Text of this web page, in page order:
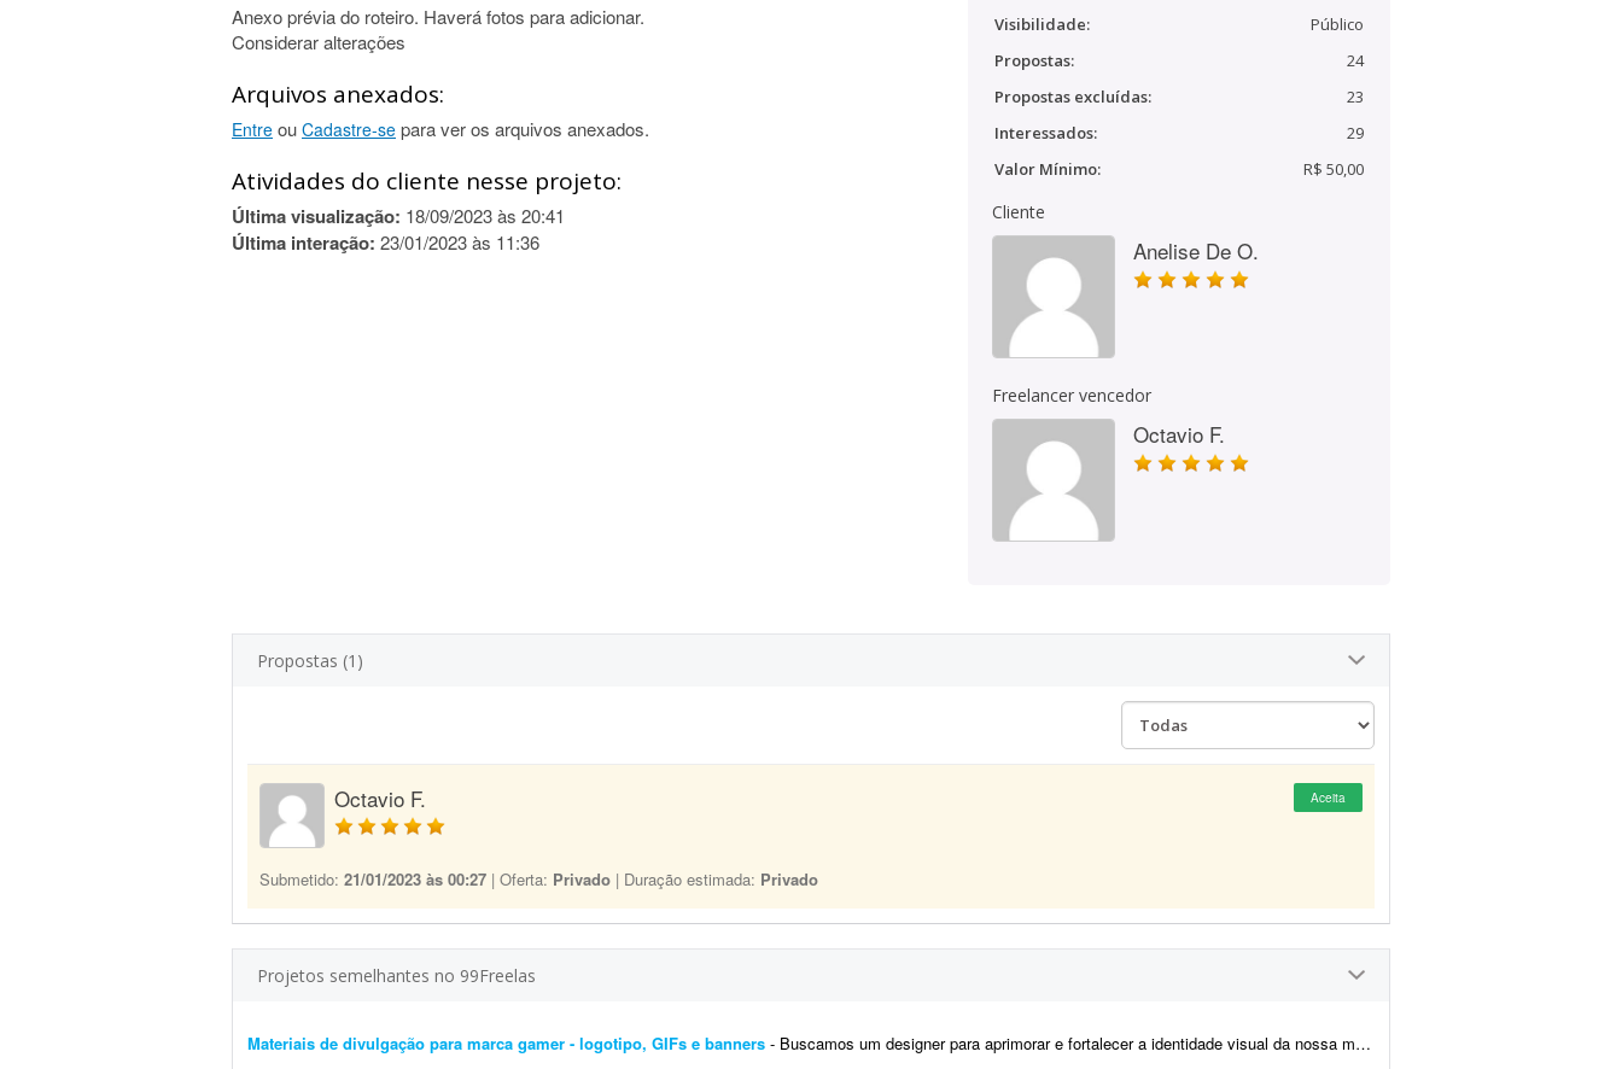
Anexo prévia do roteiro. Haverá fotos para adicionar.
Considerar alterações
Arquivos anexados:
Entre ou Cadastre-se para ver os arquivos anexados.
Atividades do cliente nesse projeto:
Última visualização: 18/09/2023 às 20:41
Última interação: 23/01/2023 às 11:36
Visibilidade:
Público
Propostas:
24
Propostas excluídas:
23
Interessados:
29
Valor Mínimo:
R$ 50,00
Cliente
Anelise De O.
Freelancer vencedor
Octavio F.
Propostas (1)
Octavio F. Aceita
Submetido: 21/01/2023 às 00:27 | Oferta: Privado | Duração estimada: Privado
Projetos semelhantes no 99Freelas
Materiais de divulgação para marca gamer - logotipo, GIFs e banners - Buscamos um designer para aprimorar e fortalecer a identidade visual da nossa marca gamer. Já possuímos um logotipo e uma identidade visual definida, porém queremos elevar o n...